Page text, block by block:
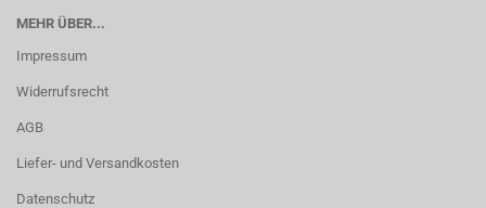
MEHR ÜBER...
Impressum
Widerrufsrecht
AGB
Liefer- und Versandkosten
Datenschutz